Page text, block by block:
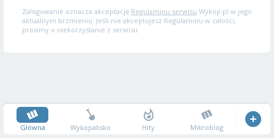
Zalogowanie oznacza akceptację Regulaminu serwisu Wykop.pl w jego
aktualnym brzmieniu. Jeśli nie akceptujesz Regulaminu w całości,
prosimy o niekorzystanie z serwisu.
Główna Wykopalisko Hity Mikroblog